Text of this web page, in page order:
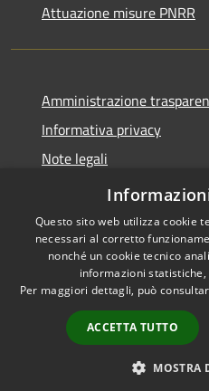
Attuazione misure PNRR
Amministrazione
Informativa privacy
Note legali
Dichiarazione di
Accessibilità
Questo sito web utilizza cookie
necessari al corretto
nonché un cookie tecnico
informazioni
Per maggiori dettagli, può
ACCETTA TUTTO
MOSTRA